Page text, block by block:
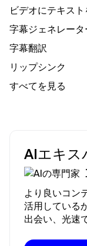
ビデオにテキスト
字幕ジェネレータ
字幕翻訳
リップシンク
すべてを見る
AIエキス
より良いコン
活用している
出会い、光速